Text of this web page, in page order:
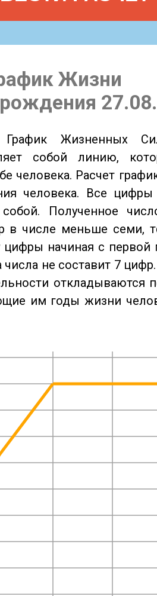
Жизни
График Жизненных
собой линию,
человека. Расчет
человека. Все
Полученное
в числе меньше семи,
начиная с первой
числа не составит 7
откладываются
им годы жизни